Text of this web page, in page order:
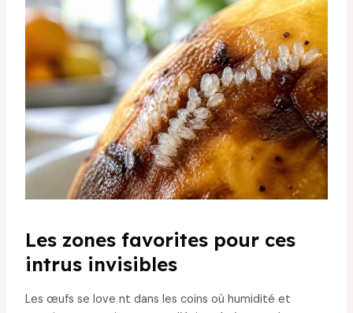
Les zones favorites pour ces
intrus invisibles
Les œufs se love nt dans les coins où humidité et